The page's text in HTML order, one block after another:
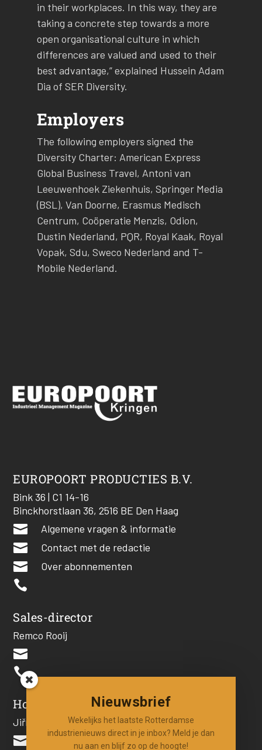
in their workplaces. In this way, they are
taking a concrete step towards a more
open organisational culture in which
differences are valued and used to their
best advantage,” explained Hussein Adam
Dia of SER Diversity.
Employers
The following employers signed the
Diversity Charter: American Express
Global Business Travel, Antoni van
Leeuwenhoek Ziekenhuis, Springer Media
(BSL), Van Doorne, Erasmus Medisch
Centrum, Coöperatie Menzis, Odion,
Dustin Nederland, PQR, Royal Kaak, Royal
Vopak, Sdu, Sweco Nederland and T-
Mobile Nederland.
EUROPOORT PRODUCTIES B.V.
Bink 36 | C1 14-16
Binckhorstlaan 36, 2516 BE Den Haag
 Algemene vragen & informatie
 Contact met de redactie
 Over abonnementen

Sales-director
Remco Rooij


Hoofdredacteur
Jiří Hartog

Nieuwsbrief
Wekelijks het laatste Rotterdamse
industrienieuws direct in je inbox? Meld je dan
nu aan en blijf zo op de hoogte!